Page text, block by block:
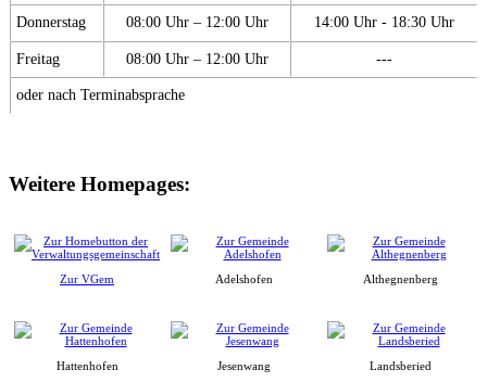
Donnerstag 08:00 Uhr – 12:00 Uhr 14:00 Uhr - 18:30 Uhr
Freitag 08:00 Uhr – 12:00 Uhr ---
oder nach Terminabsprache
Weitere Homepages:
Zur VGem Adelshofen Althegnenberg
Hattenhofen Jesenwang Landsberied